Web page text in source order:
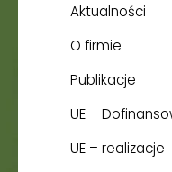
Aktualności
O firmie
Publikacje
UE –
UE – realizacje